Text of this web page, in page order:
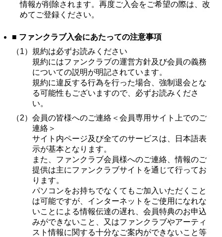
情報が削除されます。再度ご入会をご希望の際は、改
めてご登録ください。
■ ファンクラブ入会にあたっての注意事項
（1） 規約は必ずお読みください
規約にはファンクラブの運営方針及び会員の義務
についての説明が明記されています。
規約に違反する行為を行った場合、強制退会とな
る可能性もございますので、必ずお読みくださ
い。
（2） 会員の皆様へのご連絡＜会員専用サイト上でのご
連絡＞
サイト内ページ及び全てのサービスは、日本語表
示が基本となります。
また、ファンクラブ会員様へのご連絡、情報のご
提供は主にファンクラブサイトを通じて行ってお
ります。
パソコンをお持ちでなくてもご加入いただくこと
は可能ですが、インターネットをご使用になれな
いことによる情報伝達の遅れ、会員特典のお申込
みができないこと、又はファンクラブやアーティ
スト情報に関する十分なご案内ができないこと等